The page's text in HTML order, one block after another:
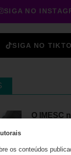
SIGA NO
SIGA NO
O IMESC
Paulo
os conteúdos